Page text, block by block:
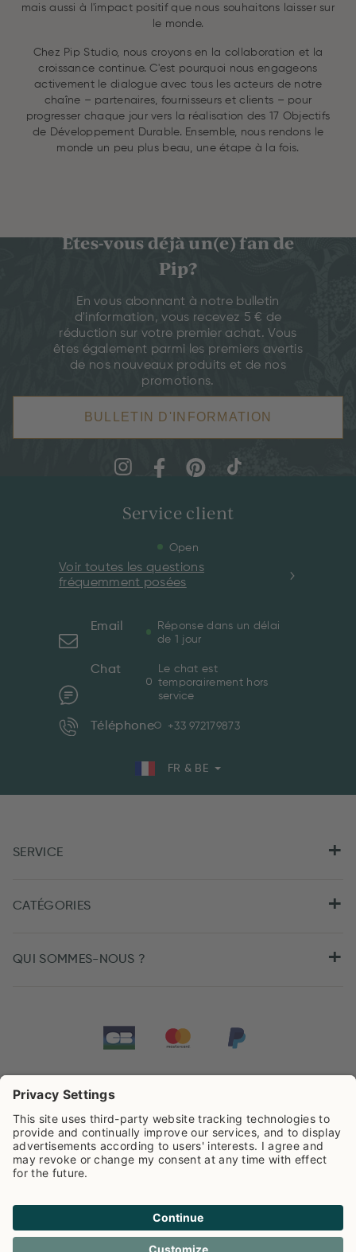
mais aussi à l'impact positif que nous souhaitons laisser sur
le monde.
Chez Pip Studio, nous croyons en la collaboration et la
croissance continue. C'est pourquoi nous engageons
activement le dialogue avec tous les acteurs de notre
chaîne – partenaires, fournisseurs et clients – pour
progresser chaque jour vers la réalisation des 17 Objectifs
de Développement Durable. Ensemble, nous rendons le
monde un peu plus beau, une étape à la fois.
Êtes-vous déjà un(e) fan de
Pip?
En vous abonnant à notre bulletin
d'information, vous recevez 5 € de
réduction sur votre premier achat. Vous
êtes également parmi les premiers avertis
de nos nouveaux produits et de nos
promotions.
BULLETIN D'INFORMATION
Service client
Open
Voir toutes les questions
fréquemment posées
Email
Réponse dans un délai
de 1 jour
Chat
Le chat est
temporairement hors
service
Téléphone +33 972179873
FR & BE
SERVICE
CATÉGORIES
QUI SOMMES-NOUS ?
sur la base de504Avis
Cookies Politique de confidentialité
Frais de livraison